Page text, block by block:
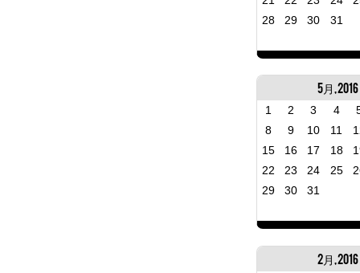
28
29 30 31
5月, 2016
1 2 3 4
8
9 10 11
15
16 17 18
22
23 24 25
29
30 31
2月, 2016